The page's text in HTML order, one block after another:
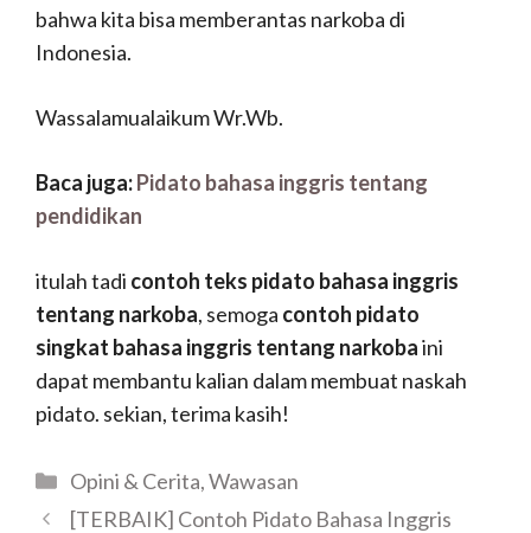
bahwa kita bisa memberantas narkoba di
Indonesia.
Wassalamualaikum Wr.Wb.
Baca juga:Pidato bahasa inggris tentang
pendidikan
itulah tadi contoh teks pidato bahasa inggris
tentang narkoba, semoga contoh pidato
singkat bahasa inggris tentang narkobaini
dapat membantu kalian dalam membuat naskah
pidato. sekian, terima kasih!
Opini & Cerita,Wawasan
[TERBAIK] Contoh Pidato Bahasa Inggris